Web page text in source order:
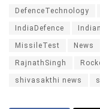
DefenceTechnology
IndiaDefence
MissileTest News
RajnathSingh
shivasakthi news